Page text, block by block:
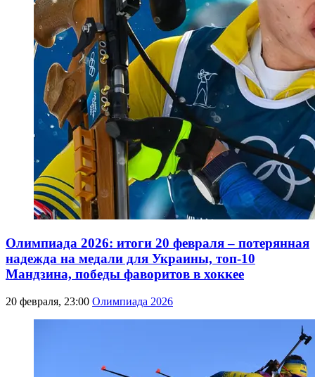
Олимпиада 2026: итоги 20 февраля – потерянная
надежда на медали для Украины, топ-10
Мандзина, победы фаворитов в хоккее
20 февраля, 23:00 Олимпиада 2026